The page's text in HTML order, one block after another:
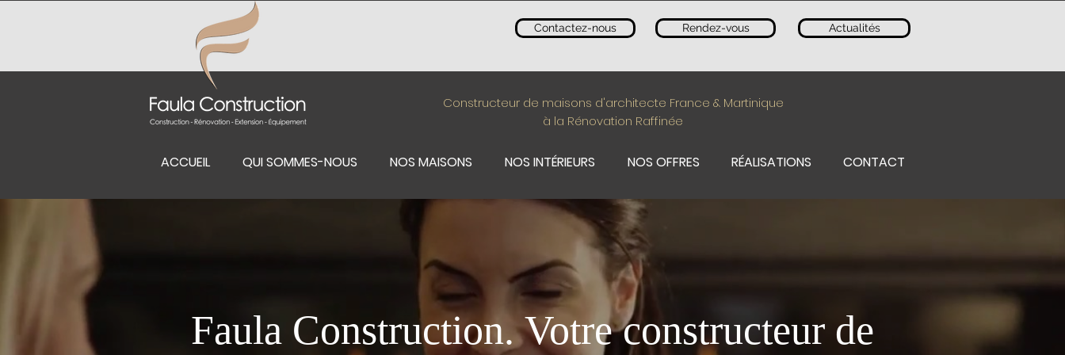
Contactez-nous Rendez-vous Actualités
Constructeur de maisons d'architecte France & Martinique
à la Rénovation Raffinée
ACCUEIL QUI SOMMES-NOUS NOS MAISONS NOS INTÉRIEURS NOS OFFRES RÉALISATIONS CONTACT
Faula Construction. Votre constructeur de